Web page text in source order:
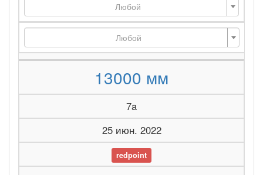
Любой
Любой
13000 мм
7a
25 июн. 2022
redpoint